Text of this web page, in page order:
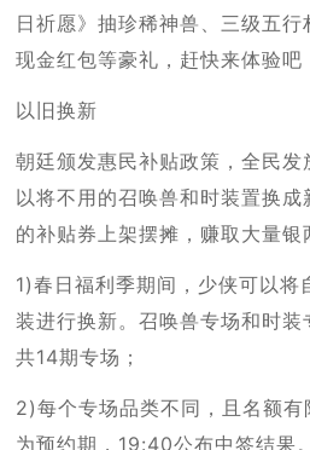
日祈愿》抽珍稀神兽、三级五
现金红包等豪礼，赶快来体验吧
以旧换新
朝廷颁发惠民补贴政策，全民
以将不用的召唤兽和时装置换成
的补贴券上架摆摊，赚取大量银
1)春日福利季期间，少侠可以
装进行换新。召唤兽专场和时
共14期专场；
2)每个专场品类不同，且名额
为预约期，19:40公布中签结果